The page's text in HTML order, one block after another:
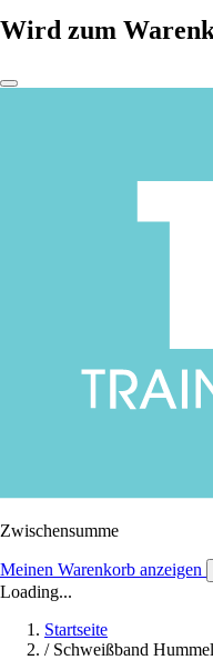
Wird zum
Zwischensumme
Meinen Warenkorb anzeigen
Loading...
Startseite
/ Schweißband